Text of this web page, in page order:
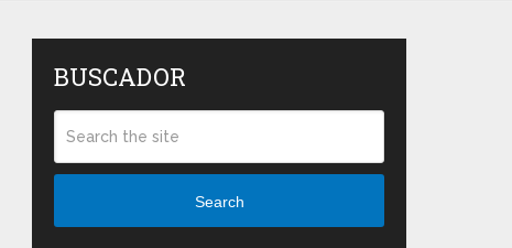
BUSCADOR
Search